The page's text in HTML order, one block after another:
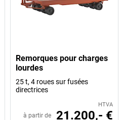
Remorques pour charges
lourdes
25 t, 4 roues sur fusées
directrices
HTVA
à partir de 21.200,- €